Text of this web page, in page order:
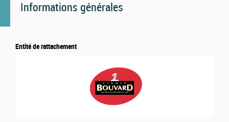
Informations générales
Entité de rattachement